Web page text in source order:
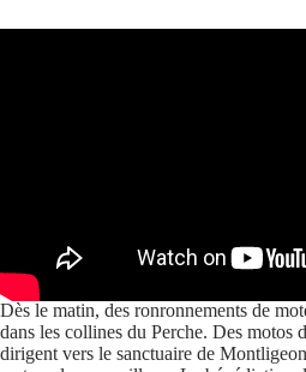
Dès le matin, des ronronnements de
dans les collines du Perche. Des motos
dirigent vers le sanctuaire de